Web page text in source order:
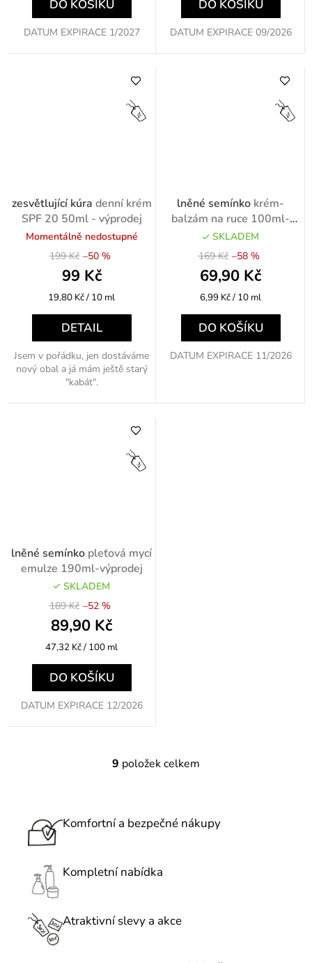
DO KOŠÍKU
DATUM EXPIRACE 1/2027
DO KOŠÍKU
DATUM EXPIRACE 09/2026
zesvětlující kúra denní krém
SPF 20 50ml - výprodej
Momentálně nedostupné
199 Kč
99 Kč
–50 %
Měrná
19,80 Kč / 10 ml
DETAIL
Jsem v pořádku, jen dostáváme
nový obal a já mám ještě starý
"kabát".
lněné semínko krém-
balzám na ruce 100ml-
výprodej
SKLADEM
169 Kč
69,90 Kč
–58 %
Měrná
6,99 Kč / 10 ml
DO KOŠÍKU
DATUM EXPIRACE 11/2026
lněné semínko pleťová mycí
emulze 190ml-výprodej
SKLADEM
189 Kč
89,90 Kč
–52 %
Měrná
47,32 Kč / 100 ml
DO KOŠÍKU
DATUM EXPIRACE 12/2026
O
á
c
r
9 položek celkem
Komfortní a bezpečné nákupy
Kompletní nabídka
Atraktivní slevy a akce